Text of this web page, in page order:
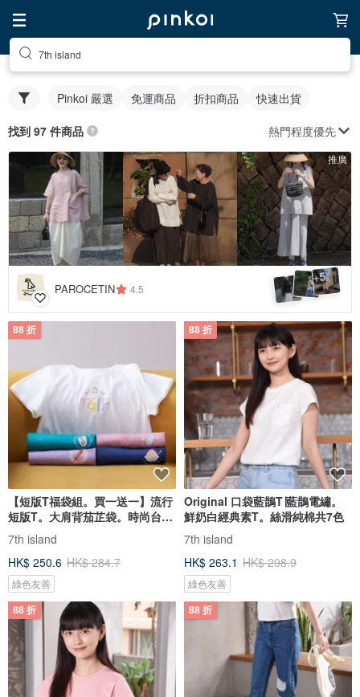
7th island
Pinkoi 嚴選 免運商品 折扣商品 快速出貨
找到 97 件商品 熱門程度優先
推廣
PAROCETIN 4.5 +5
88 折
【短版T福袋組。買一送一】流行
短版T。大肩背茄芷袋。時尚台灣
味
7th island
HK$ 250.6 HK$ 284.7
綠色友善
88 折
Original 口袋藍鵲T∣藍鵲電繡。
鮮奶白經典素T。絲滑純棉共7色
7th island
HK$ 263.1 HK$ 298.9
綠色友善
88 折 88 折